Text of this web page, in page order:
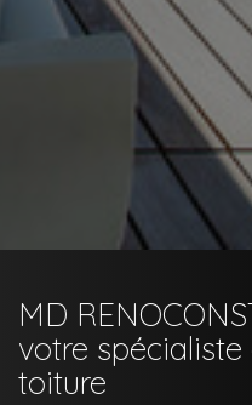
MD
votre
toiture